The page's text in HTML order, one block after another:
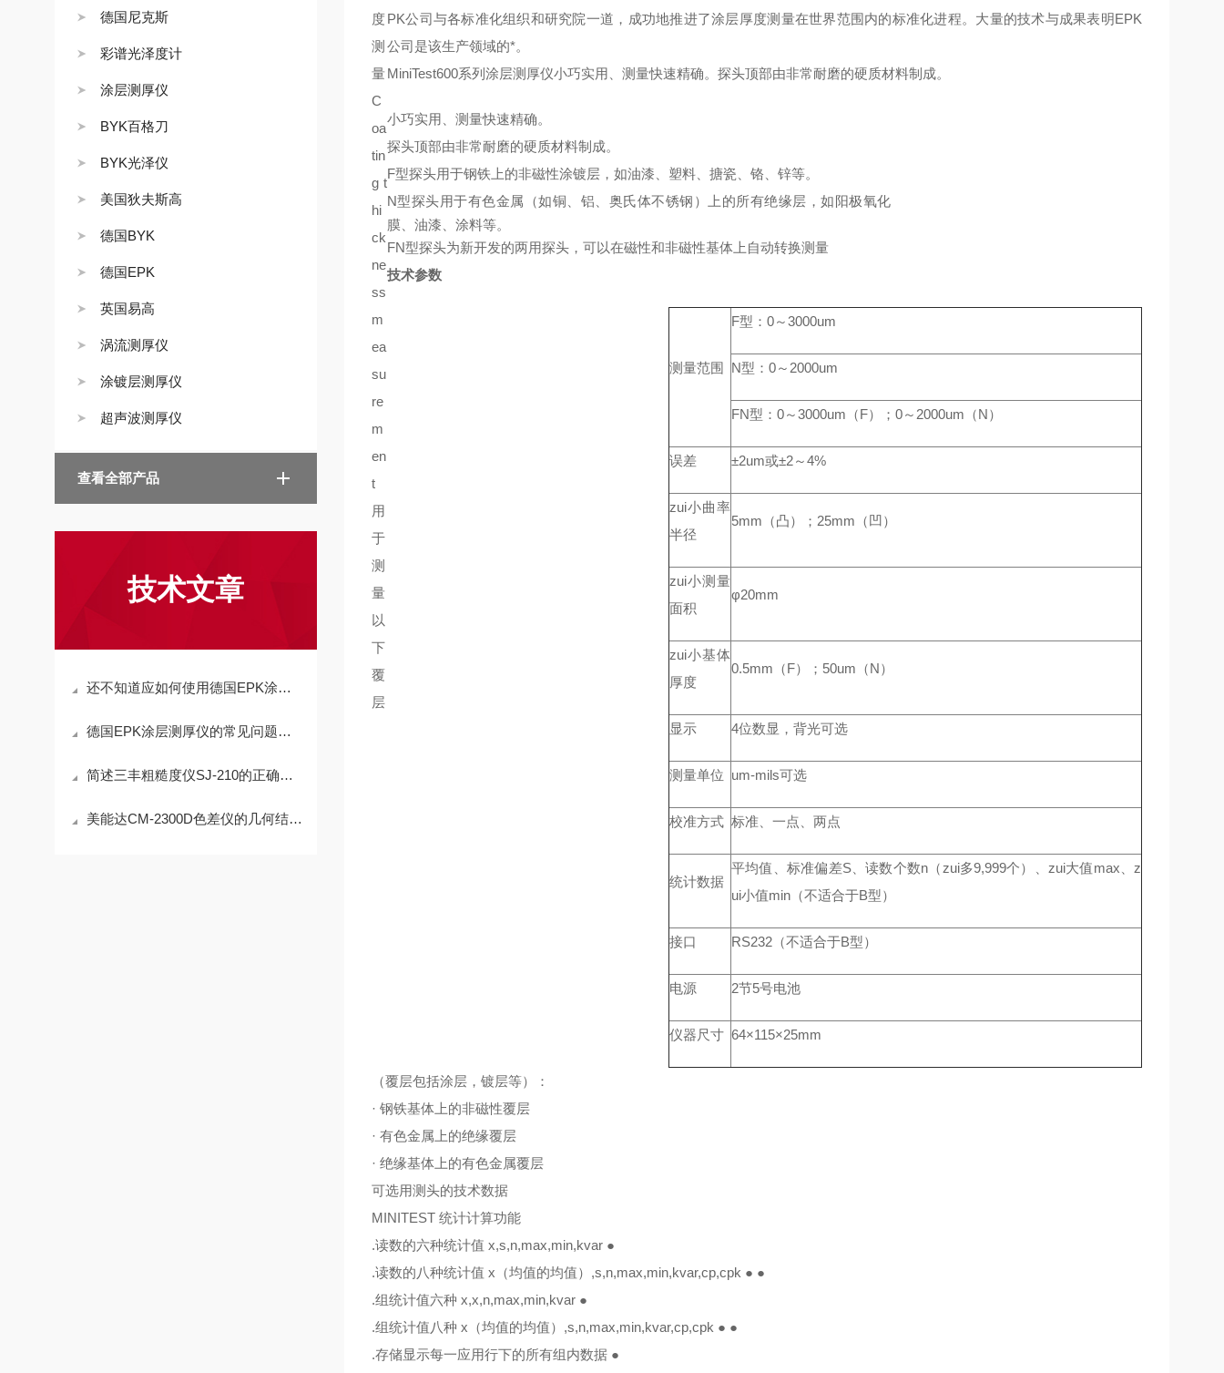
德国尼克斯
彩谱光泽度计
涂层测厚仪
BYK百格刀
BYK光泽仪
美国狄夫斯高
德国BYK
德国EPK
英国易高
涡流测厚仪
涂镀层测厚仪
超声波测厚仪
查看全部产品
技术文章
还不知道应如何使用德国EPK涂层测厚仪？进来看
德国EPK涂层测厚仪的常见问题解决方法分享
简述三丰粗糙度仪SJ-210的正确维护保养关键步骤
美能达CM-2300D色差仪的几何结构可分为以下两种
PK公司与各标准化组织和研究院一道，成功地推进了涂层厚度测量在世界范围内的标准化进程。大量的技术与成果表明EPK
公司是该生产领域的*。
MiniTest600系列涂层测厚仪小巧实用、测量快速精确。探头顶部由非常耐磨的硬质材料制成。
小巧实用、测量快速精确。
探头顶部由非常耐磨的硬质材料制成。
F型探头用于钢铁上的非磁性涂镀层，如油漆、塑料、搪瓷、铬、锌等。
N型探头用于有色金属（如铜、铝、奥氏体不锈钢）上的所有绝缘层，如阳极氧化
膜、油漆、涂料等。
FN型探头为新开发的两用探头，可以在磁性和非磁性基体上自动转换测量
技术参数
测量范围
F型：0～3000um
N型：0～2000um
FN型：0～3000um（F）；0～2000um（N）
误差 ±2um或±2～4%
zui小曲率
半径
5mm（凸）；25mm（凹）
zui小测量
面积
φ20mm
zui小基体
厚度
0.5mm（F）；50um（N）
显示 4位数显，背光可选
测量单位 um-mils可选
校准方式 标准、一点、两点
统计数据
平均值、标准偏差S、读数个数n（zui多9,999个）、zui大值max、z
ui小值min（不适合于B型）
接口 RS232（不适合于B型）
电源 2节5号电池
仪器尺寸 64×115×25mm
度
测
量
C
oa
tin
g t
hi
ck
ne
ss
m
ea
su
re
m
en
t
用
于
测
量
以
下
覆
层
（覆层包括涂层，镀层等）：
· 钢铁基体上的非磁性覆层
· 有色金属上的绝缘覆层
· 绝缘基体上的有色金属覆层
可选用测头的技术数据
MINITEST 统计计算功能
.读数的六种统计值 x,s,n,max,min,kvar ●
.读数的八种统计值 x（均值的均值）,s,n,max,min,kvar,cp,cpk ● ●
.组统计值六种 x,x,n,max,min,kvar ●
.组统计值八种 x（均值的均值）,s,n,max,min,kvar,cp,cpk ● ●
.存储显示每一应用行下的所有组内数据 ●